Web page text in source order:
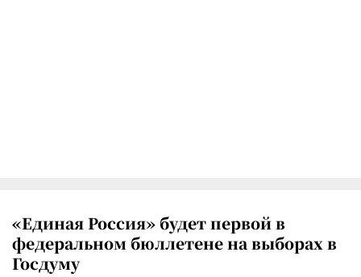
«Единая Россия» будет первой в
федеральном бюллетене на выборах в
Госдуму